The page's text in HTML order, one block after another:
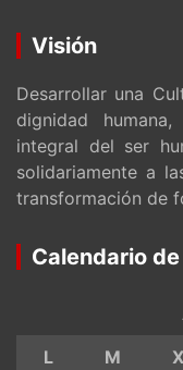
Visión
Desarrollar una
dignidad
integral del ser
solidariamente a
transformación de
Calendario
L
M X